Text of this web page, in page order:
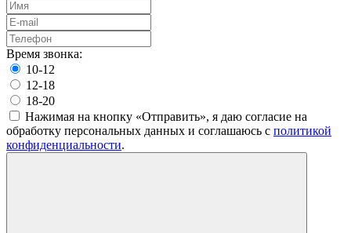
Время звонка:
10-12
12-18
18-20
Нажимая на кнопку «Отправить», я даю согласие на
обработку персональных данных и соглашаюсь c политикой
конфиденциальности.